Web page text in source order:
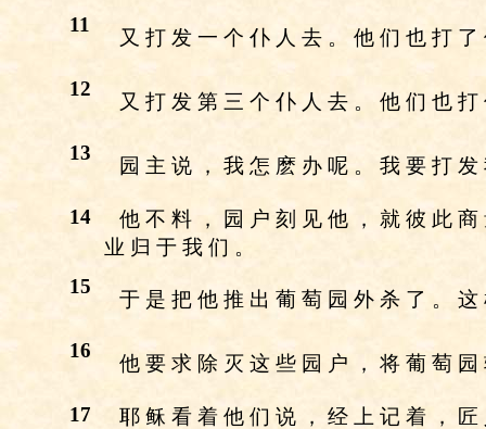
11
又 打 发 一 个 仆 人 去 。 他 们 也 打
12
又 打 发 第 三 个 仆 人 去 。 他 们 也
13
园 主 说 ， 我 怎 麽 办 呢 。 我 要 打
14
他 不 料 ， 园 户 刻 见 他 ， 就 彼 此
业 归 于 我 们 。
15
于 是 把 他 推 出 葡 萄 园 外 杀 了 。
16
他 要 求 除 灭 这 些 园 户 ， 将 葡 萄
17
耶 稣 看 着 他 们 说 ， 经 上 记 着 ，